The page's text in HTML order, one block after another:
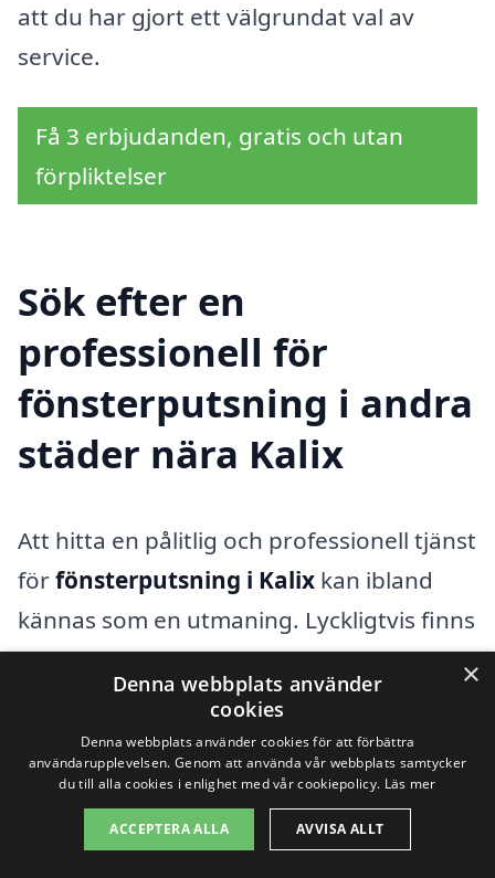
att du har gjort ett välgrundat val av
service.
Få 3 erbjudanden, gratis och utan
förpliktelser
Sök efter en
professionell för
fönsterputsning i andra
städer nära Kalix
Att hitta en pålitlig och professionell tjänst
förfönsterputsning i Kalix kan ibland
kännas som en utmaning. Lyckligtvis finns
det alternativ i närliggande städer som
kan ge dig den hjälp du behöver. Oavsett
om du söker efter privata tjänster eller
företag, så finns det många
yrkesverksamma i området som kan
hjälpa dig med dina fönsterputsbehov.
×
Denna webbplats använder
cookies
Denna webbplats använder cookies för att förbättra
användarupplevelsen. Genom att använda vår webbplats samtycker
du till alla cookies i enlighet med vår cookiepolicy. Läs mer
ACCEPTERA ALLA AVVISA ALLT